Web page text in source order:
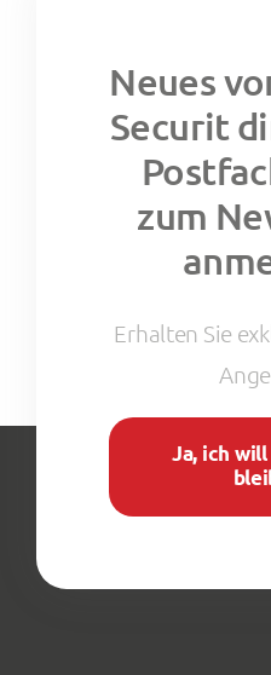
Neues
Securit
zum
Erhalten Sie
Ja, ich